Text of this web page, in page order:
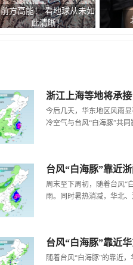
前方高能！ 看地球从未如
此清晰！
浙江上海等地将承
今后几天，华东地区风雨
冷空气与台风“白海豚”共
台风“白海豚”靠近
周末至下周初，随着台风“
雨。同时暑热消减，华北
随着台风“白海豚”的靠近